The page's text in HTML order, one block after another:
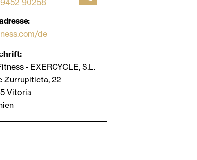
90258
de
- EXERCYCLE, S.L.
Zurrupitieta, 22
Vitoria